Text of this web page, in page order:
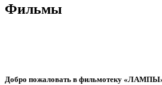
Фильмы
Добро пожаловать в фильмотеку